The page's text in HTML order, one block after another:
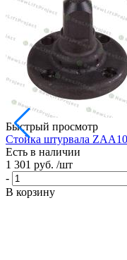
Быстрый просмотр
Стойка штурвала
Есть в наличии
1 301 руб. /шт
-
В корзину